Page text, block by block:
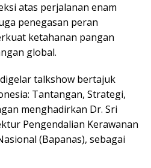
atas perjalanan enam
penegasan peran
ketahanan pangan
global.
talkshow bertajuk
Tantangan, Strategi,
menghadirkan Dr. Sri
Pengendalian Kerawanan
(Bapanas), sebagai